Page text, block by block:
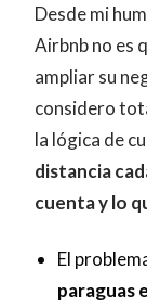
Desde mi
Airbnb no es
ampliar su
considero
la lógica de
distancia
cuenta y lo
El
paraguas